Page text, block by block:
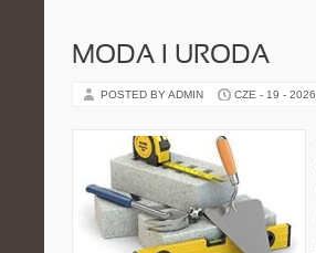
MODA I URODA
POSTED BY ADMIN CZE - 19 - 2026